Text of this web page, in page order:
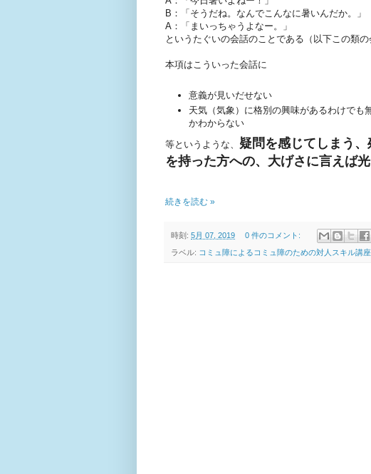
B：「そうだね。なんでこんなに暑いんだか。」
A：「まいっちゃうよなー。」
というたぐいの会話のことである（以下この類
本項はこういった会話に
意義が見いだせない
天気（気象）に格別の興味があるわけでも
かわからない
等というような、 疑問を感じてしまう、
を持った方への、大げさに言えば
続きを読む »
時刻: 5月 07, 2019 0 件のコメント:
ラベル: コミュ障によるコミュ障のための対人スキル講座